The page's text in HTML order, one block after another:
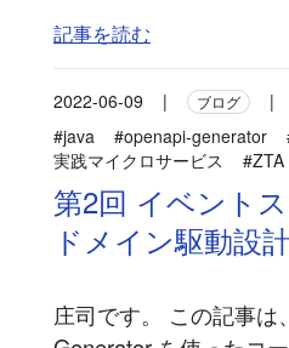
記事を読む
2022-06-09 | ブログ |
#java
#openapi-generator
実践マイクロサービス
#ZTA
第2回 イベント
ドメイン駆動設
庄司です。 この記事は